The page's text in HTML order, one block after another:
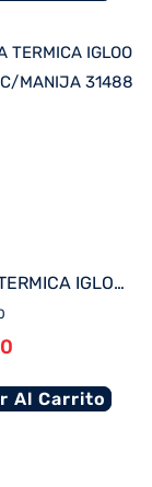
BOTELLA TERMICA IGLOO 1.6L ROJO C/MANIJA 31488
Al Carrito